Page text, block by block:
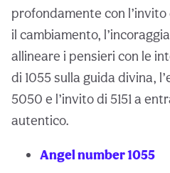
profondamente con
il cambiamento,
allineare i pensieri con le
di 1055 sulla guida divina,
5050 e l’invito di 5151 a
autentico.
Angel number 1055